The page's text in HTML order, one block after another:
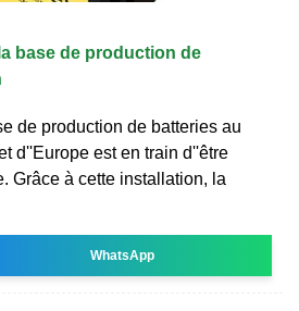
base de production de
de production de batteries au
d''Europe est en train d''être
Grâce à cette installation, la
WhatsApp